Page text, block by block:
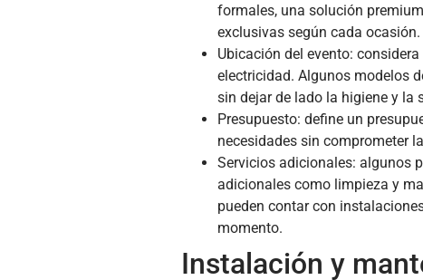
formales, una solución
exclusivas según cada ocasión.
Ubicación del evento:
electricidad. Algunos modelos
sin dejar de lado la higiene y la
Presupuesto: define un
necesidades sin comprometer
Servicios adicionales: algunos
adicionales como limpieza y
pueden contar con
momento.
Instalación y